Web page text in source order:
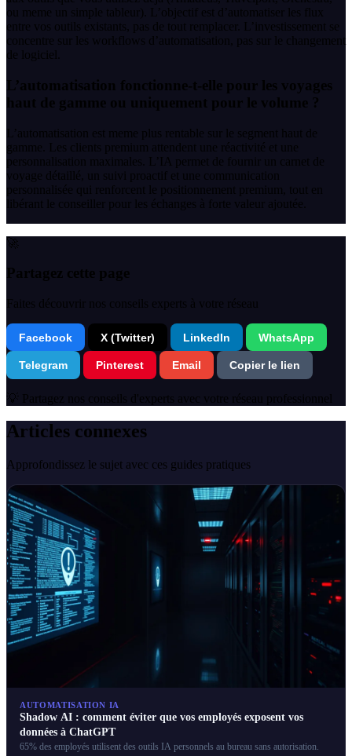
ou meme un simple tableur). L’objectif est d’automatiser les flux
entre vos outils existants, pas de tout remplacer. L’investissement se
concentre sur les workflows d’automatisation, pas sur le changement
de logiciel.
L’automatisation fonctionne-t-elle pour les voyages
haut de gamme ou uniquement pour le volume ?
L’automatisation est meme plus rentable sur le segment haut de
gamme. Les clients premium attendent une réactivité et une
personnalisation maximales. L’IA permet de fournir un carnet de
voyage détaillé, un suivi proactif et une communication
personnalisée qui renforcent le positionnement premium, tout en
libérant le conseiller pour les échanges à forte valeur ajoutée.
🚀
Partagez cette page
Faites découvrir nos conseils experts à votre réseau
Facebook X (Twitter) LinkedIn WhatsApp
Telegram Pinterest Email Copier le lien
💡 Partagez nos conseils d'experts avec votre réseau professionnel
Articles connexes
Approfondissez le sujet avec ces guides pratiques
AUTOMATISATION IA
Shadow AI : comment éviter que vos employés exposent vos
données à ChatGPT
65% des employés utilisent des outils IA personnels au bureau sans autorisation.